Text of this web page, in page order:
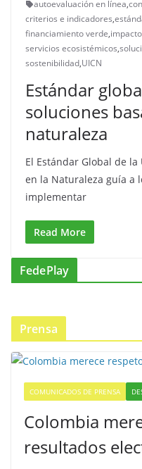
autoevaluación en línea,
criterios e indicadores,
financiamiento verde,
servicios ecosistémicos,
sostenibilidad,UICN
Estándar
soluciones
naturaleza
El Estándar Global de la
en la Naturaleza guía a
implementar
Read More
FedePlay
Prensa
COMUNICADOS DE PRENSA
Colombia
resultados